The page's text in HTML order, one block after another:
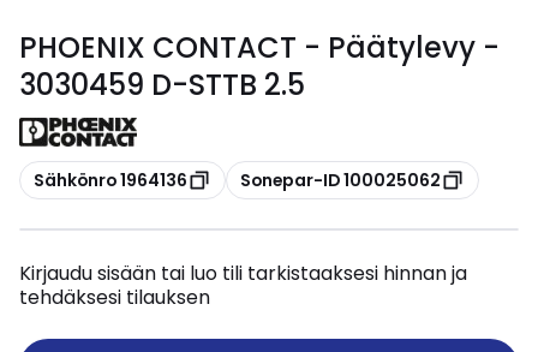
PHOENIX CONTACT - Päätylevy -
3030459 D-STTB 2.5
Kopioi
Sähkönro 1964136 Kopioi
Sonepar-ID 100025062
Kirjaudu sisään tai luo tili tarkistaaksesi hinnan ja
tehdäksesi tilauksen